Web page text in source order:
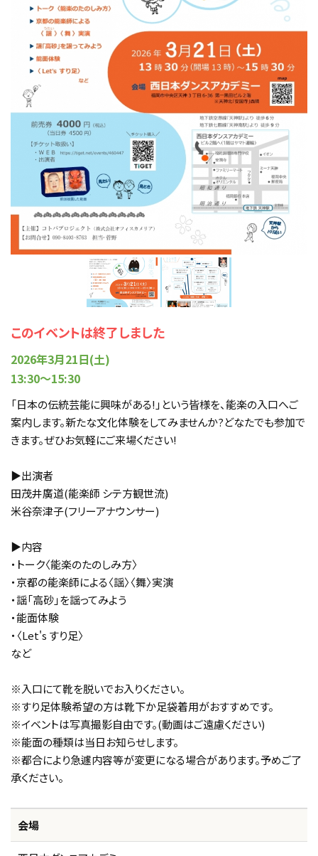
このイベントは終了しました
2026年3月21日(土)
13:30～15:30
「日本の伝統芸能に興味がある!」という皆様を、能楽の入口へご
案内します。新たな文化体験をしてみませんか?どなたでも参加で
きます。ぜひお気軽にご来場ください!
▶出演者
田茂井廣道(能楽師 シテ方観世流)
米谷奈津子(フリーアナウンサー)
▶内容
・トーク〈能楽のたのしみ方〉
・京都の能楽師による〈謡〉〈舞〉実演
・謡「高砂」を謡ってみよう
・能面体験
・〈Let's すり足〉
など
※入口にて靴を脱いでお入りください。
※すり足体験希望の方は靴下か足袋着用がおすすめです。
※イベントは写真撮影自由です。(動画はご遠慮ください)
※能面の種類は当日お知らせします。
※都合により急遽内容等が変更になる場合があります。予めご了
承ください。
会場